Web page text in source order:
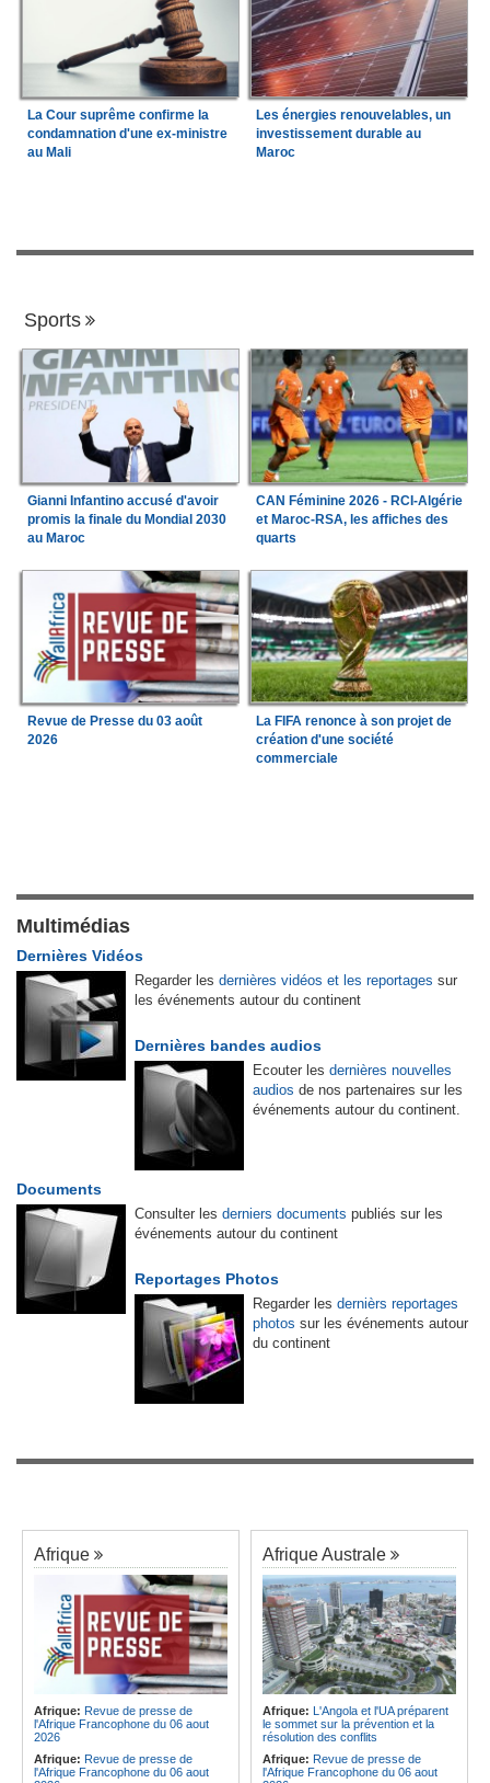
La Cour suprême confirme la
condamnation d'une ex-ministre
au Mali
Les énergies renouvelables, un
investissement durable au
Maroc
Sports
Gianni Infantino accusé d'avoir
promis la finale du Mondial 2030
au Maroc
CAN Féminine 2026 - RCI-Algérie
et Maroc-RSA, les affiches des
quarts
Revue de Presse du 03 août
2026
La FIFA renonce à son projet de
création d'une société
commerciale
Multimédias
Dernières Vidéos
Regarder les dernières vidéos et les reportages sur
les événements autour du continent
Dernières bandes audios
Ecouter les dernières nouvelles
audios de nos partenaires sur les
événements autour du continent.
Documents
Consulter les derniers documents publiés sur les
événements autour du continent
Reportages Photos
Regarder les dernièrs reportages
photos sur les événements autour
du continent
Afrique
Afrique: Revue de presse de
l'Afrique Francophone du 06 aout
2026
Afrique: Revue de presse de
l'Afrique Francophone du 06 aout
Afrique Australe
Afrique: L'Angola et l'UA préparent
le sommet sur la prévention et la
résolution des conflits
Afrique: Revue de presse de
l'Afrique Francophone du 06 aout